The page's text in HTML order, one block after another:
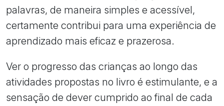
palavras, de maneira simples e acessível,
certamente contribui para uma experiência de
aprendizado mais eficaz e prazerosa.
Ver o progresso das crianças ao longo das
atividades propostas no livro é estimulante, e a
sensação de dever cumprido ao final de cada